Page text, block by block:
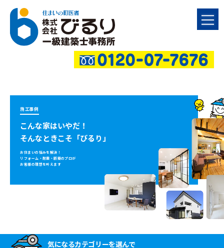
施工事例
こんな家はいやだ！
そんなときこそ「びるり」
お住まいの悩みを解決！
リフォーム・耐震・新築のプロが
お客様の理想を叶えます
気になるカテゴリーを選んで